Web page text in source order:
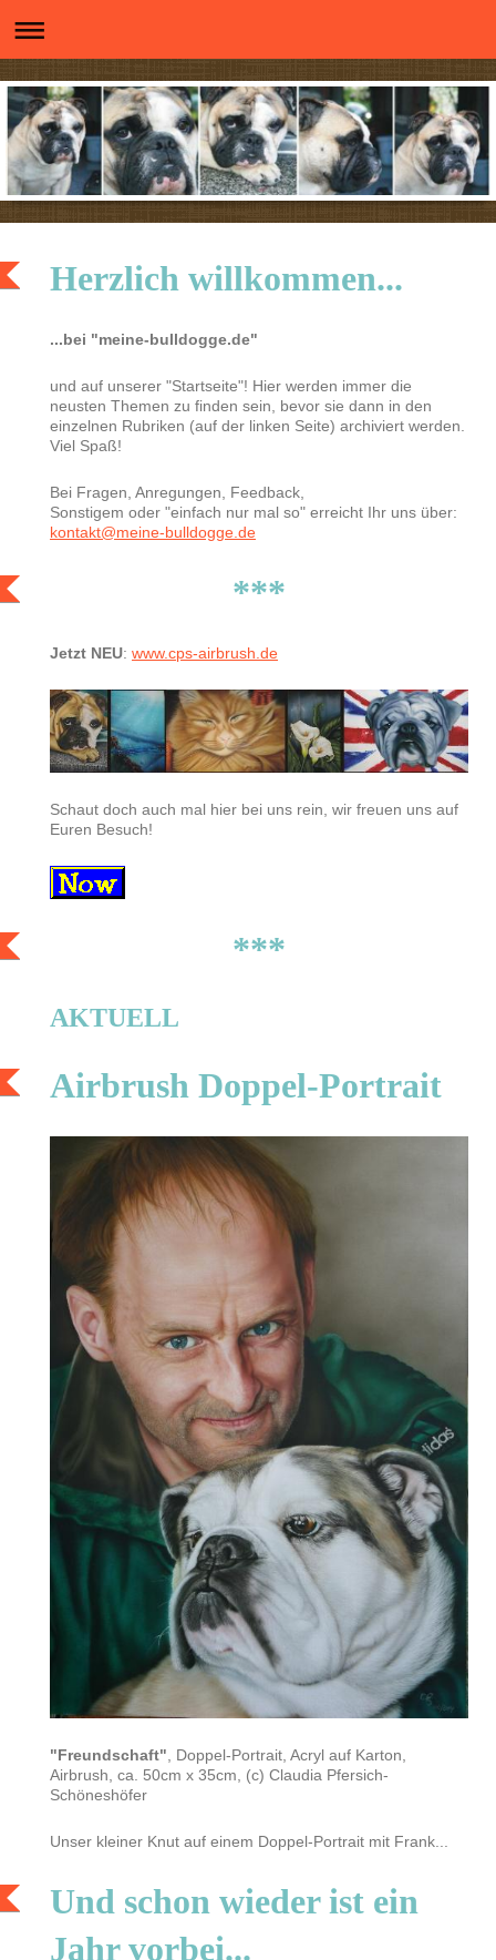
Herzlich willkommen...
...bei "meine-bulldogge.de"
und auf unserer "Startseite"! Hier werden immer die
neusten Themen zu finden sein, bevor sie dann in den
einzelnen Rubriken (auf der linken Seite) archiviert werden.
Viel Spaß!
Bei Fragen, Anregungen, Feedback,
Sonstigem oder "einfach nur mal so" erreicht Ihr uns über:
kontakt@meine-bulldogge.de
***
Jetzt NEU: www.cps-airbrush.de
Schaut doch auch mal hier bei uns rein, wir freuen uns auf
Euren Besuch!
***
AKTUELL
Airbrush Doppel-Portrait
"Freundschaft" , Doppel-Portrait, Acryl auf Karton,
Airbrush, ca. 50cm x 35cm, (c) Claudia Pfersich-
Schöneshöfer
Unser kleiner Knut auf einem Doppel-Portrait mit Frank...
Und schon wieder ist ein
Jahr vorbei...